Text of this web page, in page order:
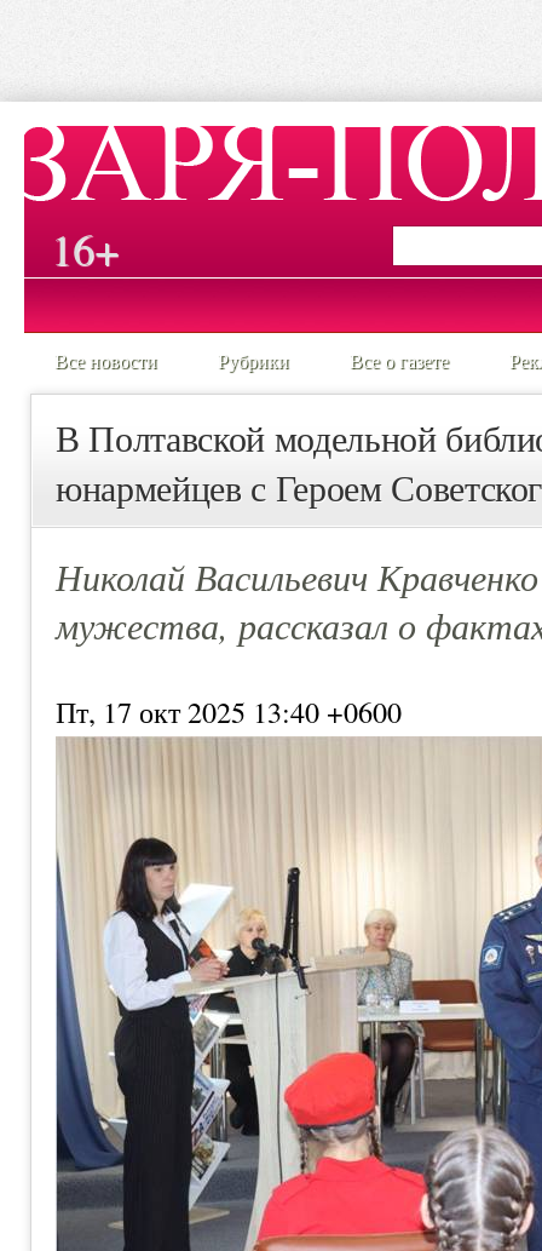
16+
Все новости Рубрики Все о газете
В Полтавской модельной
юнармейцев с Героем
Николай Васильевич
мужества, рассказал о
Пт, 17 окт 2025 13:40 +0600